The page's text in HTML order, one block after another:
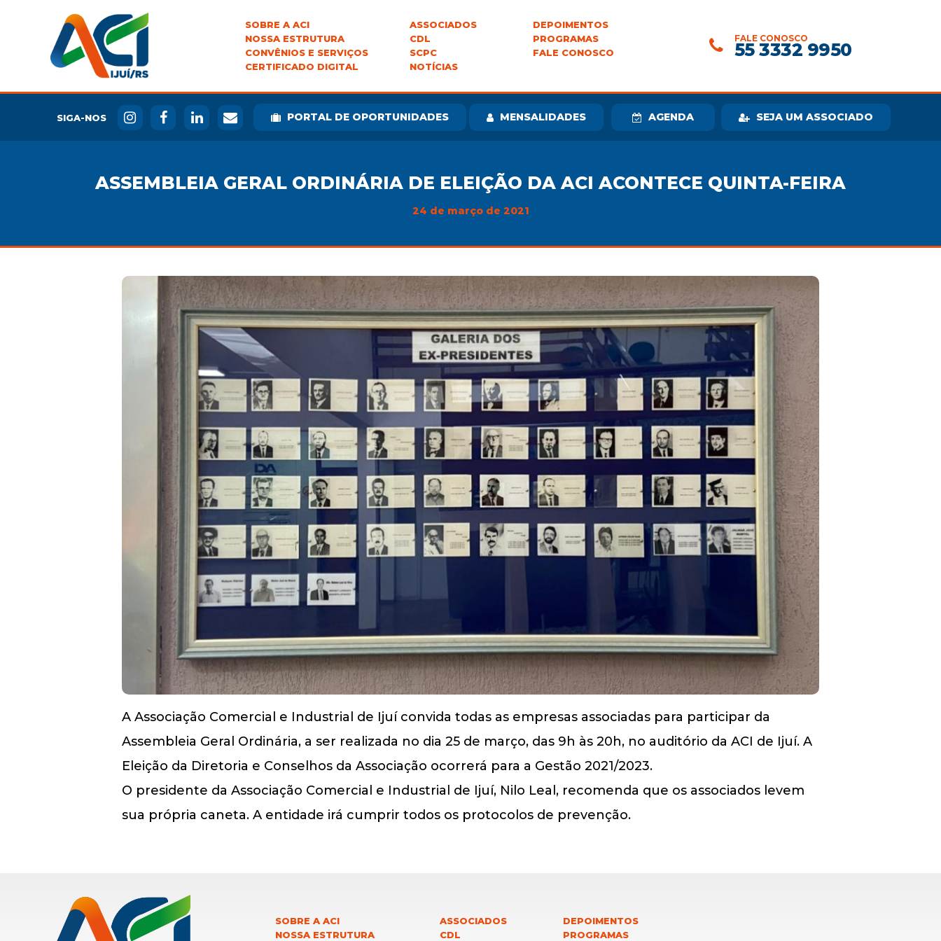
SOBRE A ACI
NOSSA ESTRUTURA
CONVÊNIOS E SERVIÇOS
CERTIFICADO DIGITAL
ASSOCIADOS
CDL
SCPC
NOTÍCIAS
DEPOIMENTOS
PROGRAMAS
FALE CONOSCO
FALE CONOSCO
55 3332 9950
SIGA-NOS PORTAL DE OPORTUNIDADES MENSALIDADES AGENDA SEJA UM ASSOCIADO
ASSEMBLEIA GERAL ORDINÁRIA DE ELEIÇÃO DA ACI ACONTECE QUINTA-FEIRA
24 de março de 2021
A Associação Comercial e Industrial de Ijuí convida todas as empresas associadas para participar da
Assembleia Geral Ordinária, a ser realizada no dia 25 de março, das 9h às 20h, no auditório da ACI de Ijuí. A
Eleição da Diretoria e Conselhos da Associação ocorrerá para a Gestão 2021/2023.
O presidente da Associação Comercial e Industrial de Ijuí, Nilo Leal, recomenda que os associados levem
sua própria caneta. A entidade irá cumprir todos os protocolos de prevenção.
SOBRE A ACI
NOSSA ESTRUTURA
ASSOCIADOS
CDL
DEPOIMENTOS
PROGRAMAS